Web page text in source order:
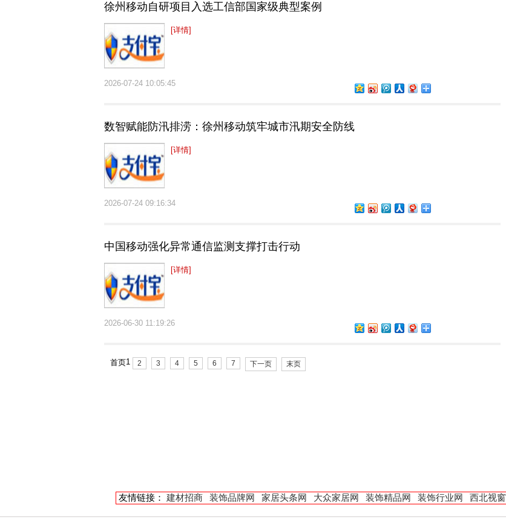
徐州移动自研项目入选工信部国家级典型案例
[详情]
2026-07-24 10:05:45
数智赋能防汛排涝：徐州移动筑牢城市汛期安全防线
[详情]
2026-07-24 09:16:34
中国移动强化异常通信监测支撑打击行动
[详情]
2026-06-30 11:19:26
首页1 2 3 4 5 6 7 下一页 末页
友情链接： 建材招商 装饰品牌网 家居头条网 大众家居网 装饰精品网 装饰行业网 西北视窗